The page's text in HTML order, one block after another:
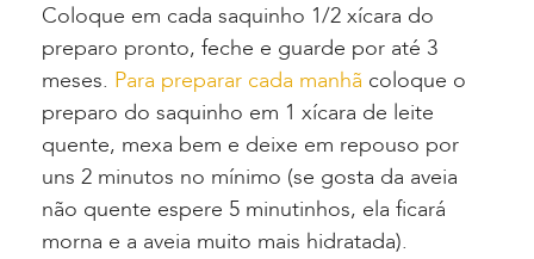
Coloque em cada saquinho 1/2 xícara do
preparo pronto, feche e guarde por até 3
meses. Para preparar cada manhã coloque o
preparo do saquinho em 1 xícara de leite
quente, mexa bem e deixe em repouso por
uns 2 minutos no mínimo (se gosta da aveia
não quente espere 5 minutinhos, ela ficará
morna e a aveia muito mais hidratada).